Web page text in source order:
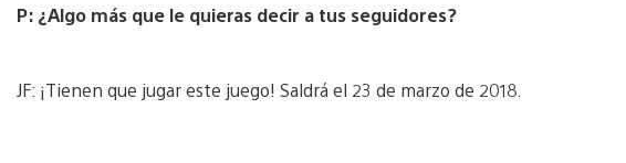
P: ¿Algo más que le quieras decir a tus seguidores?
JF: ¡Tienen que jugar este juego! Saldrá el 23 de marzo de 2018.